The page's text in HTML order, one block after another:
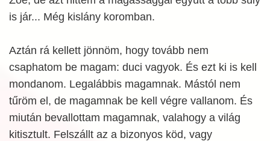
is jár... Még kislány koromban.
Aztán rá kellett jönnöm, hogy tovább nem
csaphatom be magam: duci vagyok. És ezt ki is kell
mondanom. Legalábbis magamnak. Mástól nem
tűröm el, de magamnak be kell végre vallanom. És
miután bevallottam magamnak, valahogy a világ
kitisztult. Felszállt az a bizonyos köd, vagy